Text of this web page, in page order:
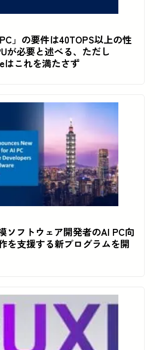
」の要件は40TOPS以上の性
が必要と述べる、ただし
はこれを満たさず
ソフトウェア開発者のAI PC向
を支援する新プログラムを開